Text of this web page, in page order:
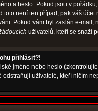
a heslo. Pokud jsou v
není ten případ, pak váš
Pokud vám byl zaslán e-
uživatelů, kteří se snaží
přihlásit?!
jméno nebo heslo
uživatelé, kteří ničím